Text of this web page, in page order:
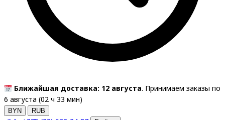
Ближайшая доставка: 12 августа. Принимаем заказы по
6 августа (02 ч 33 мин)
BYN RUB